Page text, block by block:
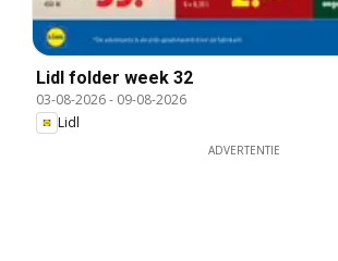
Lidl folder week 32
03-08-2026- 09-08-2026
Lidl
ADVERTENTIE